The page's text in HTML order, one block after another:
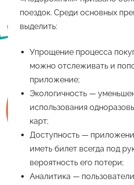
поездок. Среди основных
выделить:
Упрощение процесса
можно отслеживать и
приложение;
Экологичность —
использования
карт;
Доступность —
иметь билет всегда под
вероятность его потери;
Аналитика —